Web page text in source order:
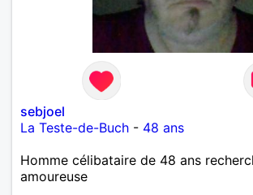
sebjoel
La Teste-de-Buch - 48 ans
Homme célibataire de 48 ans
amoureuse